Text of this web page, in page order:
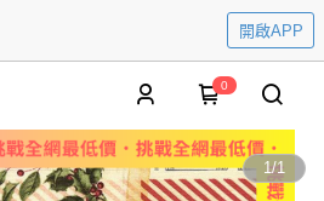
開啟APP
0
1/1